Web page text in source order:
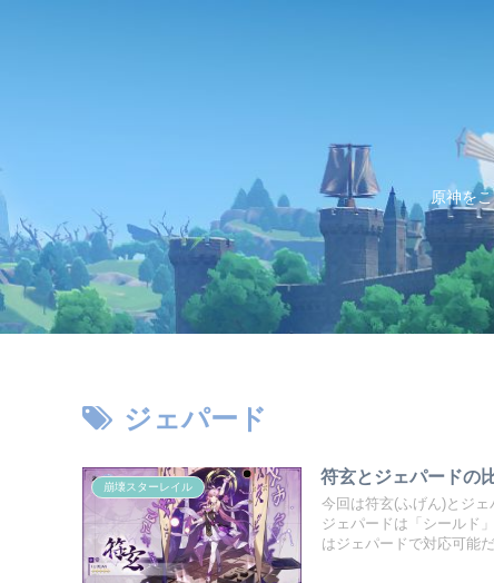
原神を
ジェパード
崩壊スターレイル
符玄とジェパードの
今回は符玄(ふげん)とジ
ジェパードは「シールド
はジェパードで対応可能